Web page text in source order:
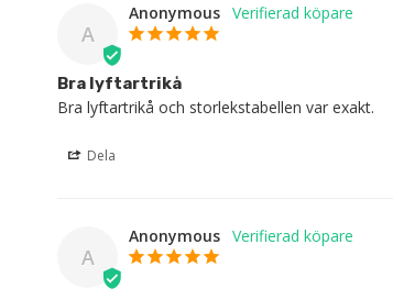
A
Anonymous
Bra lyftartrikå
Bra lyftartrikå och storlekstabellen var exakt.
Dela
A
Anonymous